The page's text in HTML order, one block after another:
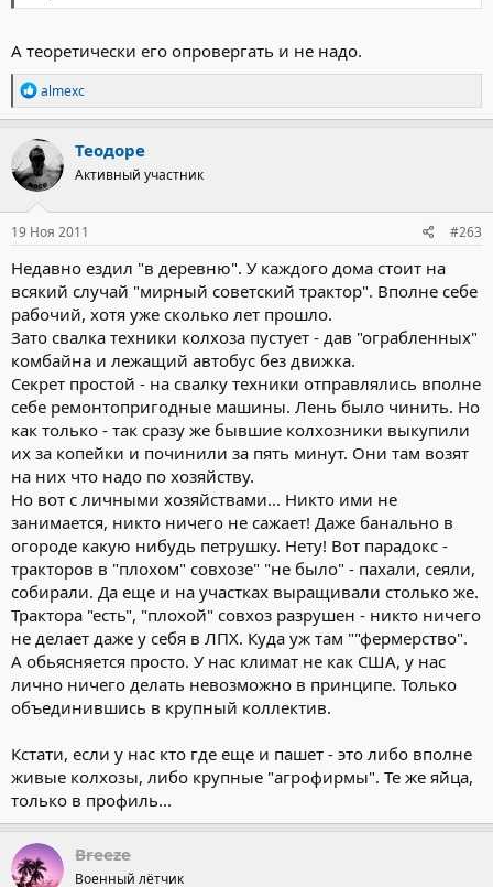
А теоретически его опровергать и не надо.
Р
е
а
к
ц
и
и
:
almexc
Теодоре
Активный участник
19 Ноя 2011 #263
Недавно ездил "в деревню". У каждого дома стоит на
всякий случай "мирный советский трактор". Вполне себе
рабочий, хотя уже сколько лет прошло.
Зато свалка техники колхоза пустует - дав "ограбленных"
комбайна и лежащий автобус без движка.
Секрет простой - на свалку техники отправлялись вполне
себе ремонтопригодные машины. Лень было чинить. Но
как только - так сразу же бывшие колхозники выкупили
их за копейки и починили за пять минут. Они там возят
на них что надо по хозяйству.
Но вот с личными хозяйствами... Никто ими не
занимается, никто ничего не сажает! Даже банально в
огороде какую нибудь петрушку. Нету! Вот парадокс -
тракторов в "плохом" совхозе" "не было" - пахали, сеяли,
собирали. Да еще и на участках выращивали столько же.
Трактора "есть", "плохой" совхоз разрушен - никто ничего
не делает даже у себя в ЛПХ. Куда уж там ""фермерство".
А обьясняется просто. У нас климат не как США, у нас
лично ничего делать невозможно в принципе. Только
объединившись в крупный коллектив.
Кстати, если у нас кто где еще и пашет - это либо вполне
живые колхозы, либо крупные "агрофирмы". Те же яйца,
только в профиль...
Breeze
Военный лётчик